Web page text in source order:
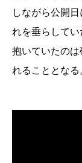
しながら公開
れを垂らして
抱いていたの
れることとなる。